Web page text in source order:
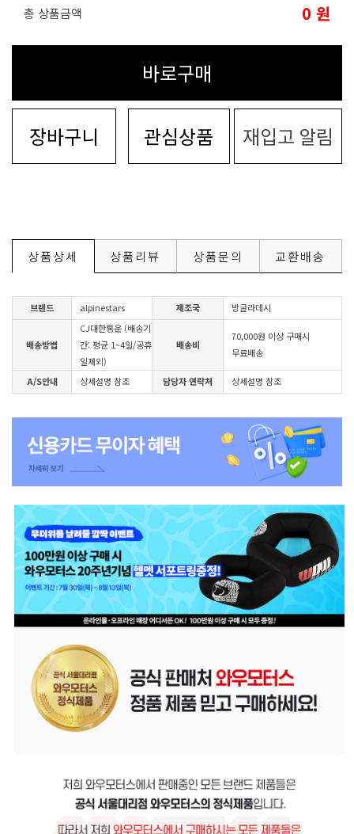
총 상품금액 0 원
바로구매
장바구니 관심상품 재입고 알림
상품상세 상품리뷰 상품문의 교환배송
브랜드 alpinestars 제조국 방글라데시
배송방법
CJ대한통운 (배송기
간: 평균 1~4일/공휴
일제외)
배송비
70,000원 이상 구매시
무료배송
A/S안내 상세설명 참조 담당자 연락처 상세설명 참조